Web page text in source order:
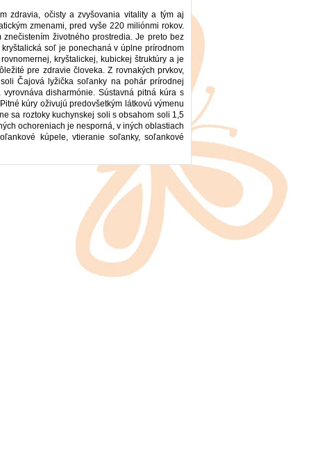
zdravia, očisty a zvyšovania vitality a tým aj
zmenami, pred vyše 220 miliónmi rokov.
životného prostredia. Je preto bez
soľ je ponechaná v úplne prírodnom
kryštalickej, kubickej štruktúry a je
pre zdravie človeka. Z rovnakých prvkov,
Čajová lyžička soľanky na pohár prírodnej
disharmónie. Sústavná pitná kúra s
kúry oživujú predovšetkým látkovú výmenu
sa roztoky kuchynskej soli s obsahom soli 1,5
ochoreniach je nesporná, v iných oblastiach
kúpele, vtieranie soľanky, soľankové